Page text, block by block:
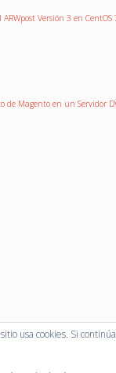
Versión 3 en CentOS
Magento en un Servidor
usa cookies. Si